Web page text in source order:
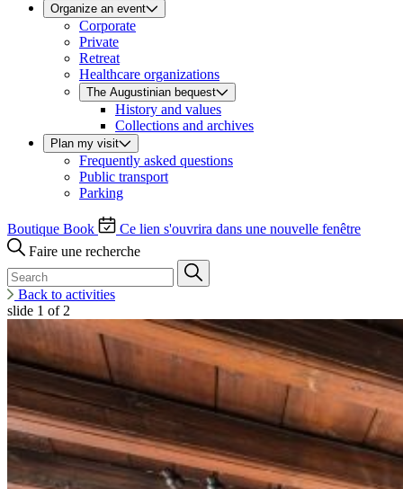
Organize an event
Corporate
Private
Retreat
Healthcare organizations
The Augustinian bequest
History and values
Collections and archives
Plan my visit
Frequently asked questions
Public transport
Parking
Boutique Book
Ce lien s'ouvrira dans une nouvelle fenêtre
Faire une recherche
Back to activities
slide 1 of 2